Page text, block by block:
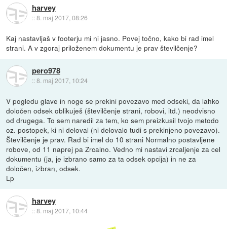
harvey
::8. maj 2017, 08:26
Kaj nastavljaš v footerju mi ni jasno. Povej točno, kako bi rad imel
strani. A v zgoraj priloženem dokumentu je prav številčenje?
pero978
::8. maj 2017, 10:24
V pogledu glave in noge se prekini povezavo med odseki, da lahko
določen odsek oblikuješ (številčenje strani, robovi, itd.) neodvisno
od drugega. To sem naredil za tem, ko sem preizkusil tvojo metodo
oz. postopek, ki ni deloval (ni delovalo tudi s prekinjeno povezavo).
Številčenje je prav. Rad bi imel do 10 strani Normalno postavljene
robove, od 11 naprej pa Zrcalno. Vedno mi nastavi zrcaljenje za cel
dokumentu (ja, je izbrano samo za ta odsek opcija) in ne za
določen, izbran, odsek.
Lp
harvey
::8. maj 2017, 10:44